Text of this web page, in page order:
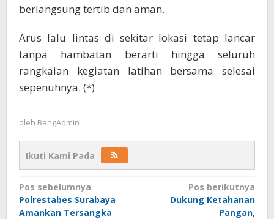
berlangsung tertib dan aman.
Arus lalu lintas di sekitar lokasi tetap lancar
tanpa hambatan berarti hingga seluruh
rangkaian kegiatan latihan bersama selesai
sepenuhnya. (*)
oleh BangAdmin
Ikuti Kami Pada
Navigasi
pos
Pos sebelumnya
Polrestabes Surabaya
Amankan Tersangka
Pos berikutnya
Dukung Ketahanan
Pangan,